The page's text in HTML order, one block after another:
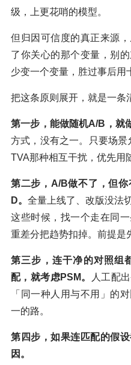
级，上更花哨的模型。
但归因可信度的真正来源
了你关心的那个变量，别
少变一个变量，胜过事后用
把这条原则展开，就是一条
第一步，能做随机A/B，就
方式，没有之一。只要场
TVA那种相互干扰，优先用
第二步，A/B做不了，但
D。 全量上线了、改版没法
这些时候，找一个走在同
重差分把趋势扣掉。前提是
第三步，连干净的对照组
配，就考虑PSM。
人工配
「同一种人用与不用」的
一的路。
第四步，如果连匹配的假
因。